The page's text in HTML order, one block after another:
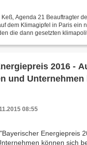
Agenda 21 Beauftragter
dem Klimagipfel in Paris ein
die dann gesetzten
2016 -
und
08:55